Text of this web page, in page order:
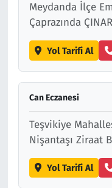
Meydanda İlçe
Çaprazında
Yol Tarifi Al
Can Eczanesi
Teşvikiye
Nişantaşı Ziraat
Yol Tarifi Al